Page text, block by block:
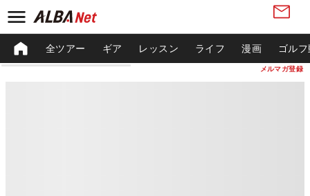
メルマガ登録
全ツアー ギア レッスン ライフ 漫画 ゴル